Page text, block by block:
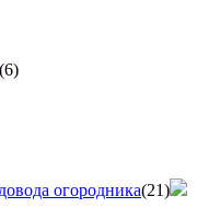
(6)
огородника(21)